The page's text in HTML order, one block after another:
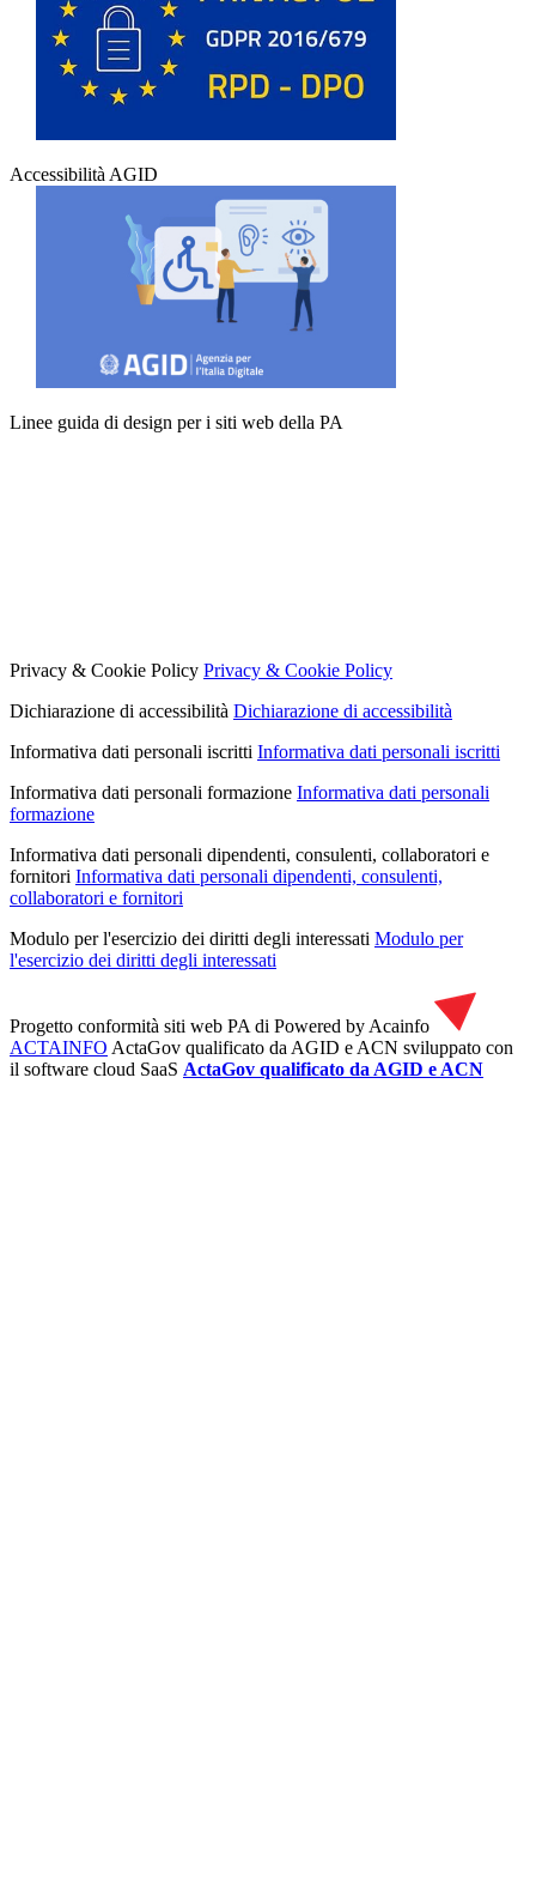
Accessibilità AGID
Linee guida di design per i siti web della PA
Privacy & Cookie Policy Privacy & Cookie Policy
Dichiarazione di accessibilità Dichiarazione di accessibilità
Informativa dati personali iscritti Informativa dati personali iscritti
Informativa dati personali formazione Informativa dati personali
formazione
Informativa dati personali dipendenti, consulenti, collaboratori e
fornitori Informativa dati personali dipendenti, consulenti,
collaboratori e fornitori
Modulo per l'esercizio dei diritti degli interessati Modulo per
l'esercizio dei diritti degli interessati
Progetto conformità siti web PA di Powered by Acainfo
ACTAINFO ActaGov qualificato da AGID e ACN sviluppato con
il software cloud SaaS ActaGov qualificato da AGID e ACN